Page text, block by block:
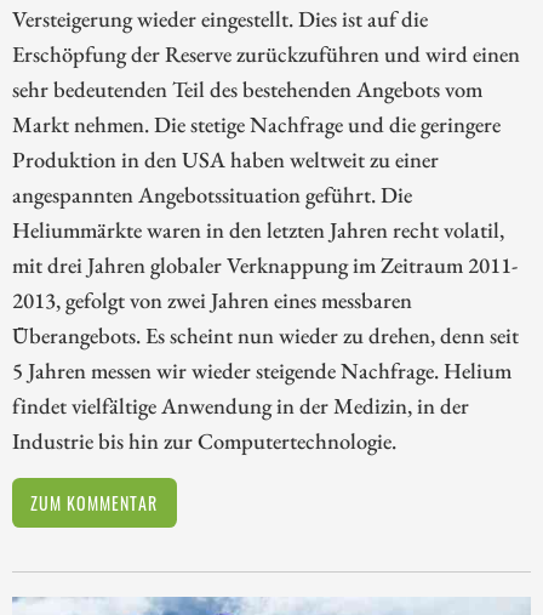
Versteigerung wieder eingestellt. Dies ist auf die
Erschöpfung der Reserve zurückzuführen und wird einen
sehr bedeutenden Teil des bestehenden Angebots vom
Markt nehmen. Die stetige Nachfrage und die geringere
Produktion in den USA haben weltweit zu einer
angespannten Angebotssituation geführt. Die
Heliummärkte waren in den letzten Jahren recht volatil,
mit drei Jahren globaler Verknappung im Zeitraum 2011-
2013, gefolgt von zwei Jahren eines messbaren
Überangebots. Es scheint nun wieder zu drehen, denn seit
5 Jahren messen wir wieder steigende Nachfrage. Helium
findet vielfältige Anwendung in der Medizin, in der
Industrie bis hin zur Computertechnologie.
ZUM KOMMENTAR